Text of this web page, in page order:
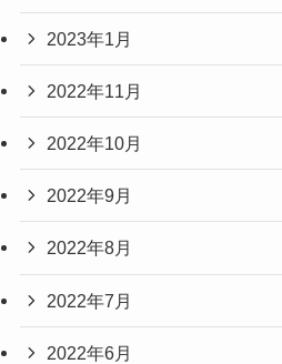
2023年1月
2022年11月
2022年10月
2022年9月
2022年8月
2022年7月
2022年6月